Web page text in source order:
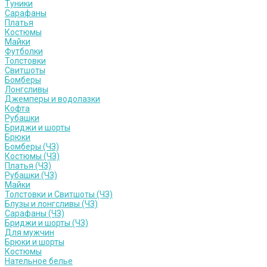
Туники
Сарафаны
Платья
Костюмы
Майки
Футболки
Толстовки
Свитшоты
Бомберы
Лонгсливы
Джемперы и водолазки
Кофта
Рубашки
Бриджи и шорты
Брюки
Бомберы (ЧЗ)
Костюмы (ЧЗ)
Платья (ЧЗ)
Рубашки (ЧЗ)
Майки
Толстовки и Свитшоты (ЧЗ)
Блузы и лонгсливы (ЧЗ)
Сарафаны (ЧЗ)
Бриджи и шорты (ЧЗ)
Для мужчин
Брюки и шорты
Костюмы
Нательное белье